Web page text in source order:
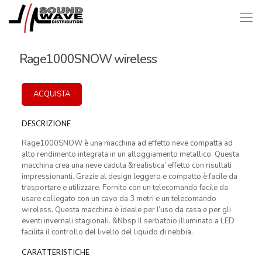
Rage1000SNOW wireless
ACQUISTA
DESCRIZIONE
Rage1000SNOW è una macchina ad effetto neve compatta ad
alto rendimento integrata in un alloggiamento metallico. Questa
macchina crea una neve caduta &realistica’ effetto con risultati
impressionanti. Grazie al design leggero e compatto è facile da
trasportare e utilizzare. Fornito con un telecomando facile da
usare collegato con un cavo da 3 metri e un telecomando
wireless. Questa macchina è ideale per l’uso da casa e per gli
eventi invernali stagionali. &Nbsp Il serbatoio illuminato a LED
facilita il controllo del livello del liquido di nebbia.
CARATTERISTICHE